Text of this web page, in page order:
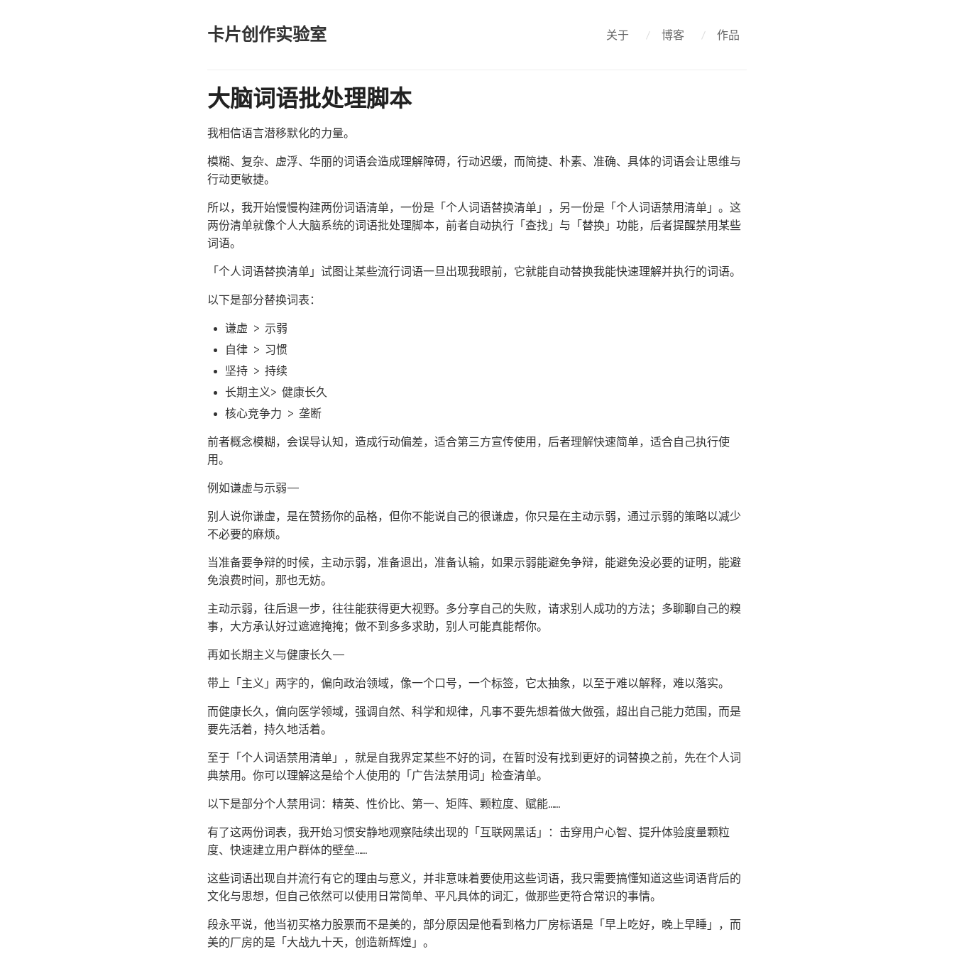
卡片创作实验室 关于 / 博客 / 作品
大脑词语批处理脚本
我相信语言潜移默化的力量。
模糊、复杂、虚浮、华丽的词语会造成理解障碍，行动迟缓，而简捷、朴素、准确、具体的词语会让思维与
行动更敏捷。
所以，我开始慢慢构建两份词语清单，一份是「个人词语替换清单」，另一份是「个人词语禁用清单」。这
两份清单就像个人大脑系统的词语批处理脚本，前者自动执行「查找」与「替换」功能，后者提醒禁用某些
词语。
「个人词语替换清单」试图让某些流行词语一旦出现我眼前，它就能自动替换我能快速理解并执行的词语。
以下是部分替换词表：
谦虚 > 示弱
自律 > 习惯
坚持 > 持续
长期主义> 健康长久
核心竞争力 > 垄断
前者概念模糊，会误导认知，造成行动偏差，适合第三方宣传使用，后者理解快速简单，适合自己执行使
用。
例如谦虚与示弱——
别人说你谦虚，是在赞扬你的品格，但你不能说自己的很谦虚，你只是在主动示弱，通过示弱的策略以减少
不必要的麻烦。
当准备要争辩的时候，主动示弱，准备退出，准备认输，如果示弱能避免争辩，能避免没必要的证明，能避
免浪费时间，那也无妨。
主动示弱，往后退一步，往往能获得更大视野。多分享自己的失败，请求别人成功的方法；多聊聊自己的糗
事，大方承认好过遮遮掩掩；做不到多多求助，别人可能真能帮你。
再如长期主义与健康长久——
带上「主义」两字的，偏向政治领域，像一个口号，一个标签，它太抽象，以至于难以解释，难以落实。
而健康长久，偏向医学领域，强调自然、科学和规律，凡事不要先想着做大做强，超出自己能力范围，而是
要先活着，持久地活着。
至于「个人词语禁用清单」，就是自我界定某些不好的词，在暂时没有找到更好的词替换之前，先在个人词
典禁用。你可以理解这是给个人使用的「广告法禁用词」检查清单。
以下是部分个人禁用词：精英、性价比、第一、矩阵、颗粒度、赋能……
有了这两份词表，我开始习惯安静地观察陆续出现的「互联网黑话」：击穿用户心智、提升体验度量颗粒
度、快速建立用户群体的壁垒……
这些词语出现自并流行有它的理由与意义，并非意味着要使用这些词语，我只需要搞懂知道这些词语背后的
文化与思想，但自己依然可以使用日常简单、平凡具体的词汇，做那些更符合常识的事情。
段永平说，他当初买格力股票而不是美的，部分原因是他看到格力厂房标语是「早上吃好，晚上早睡」，而
美的厂房的是「大战九十天，创造新辉煌」。